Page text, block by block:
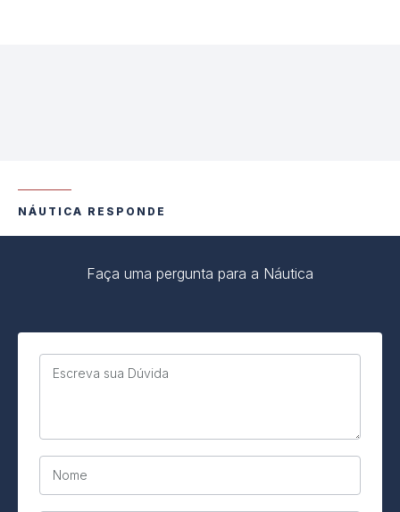
NÁUTICA RESPONDE
Faça uma pergunta para a Náutica
Escreva sua Dúvida
Nome